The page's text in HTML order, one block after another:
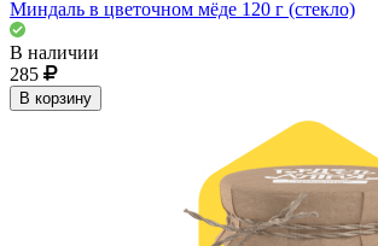
Миндаль в цветочном мёде 120 г (стекло)
В наличии
285
В корзину